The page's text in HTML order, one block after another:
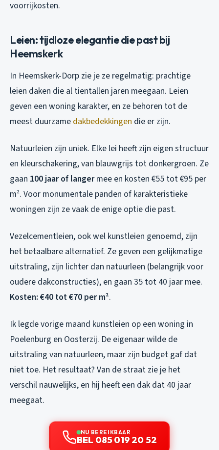
voorrijkosten.
Leien: tijdloze elegantie die past bij
Heemskerk
In Heemskerk-Dorp zie je ze regelmatig: prachtige
leien daken die al tientallen jaren meegaan. Leien
geven een woning karakter, en ze behoren tot de
meest duurzame dakbedekkingen die er zijn.
Natuurleien zijn uniek. Elke lei heeft zijn eigen structuur
en kleurschakering, van blauwgrijs tot donkergroen. Ze
gaan 100 jaar of langermee en kosten €55 tot €95 per
m². Voor monumentale panden of karakteristieke
woningen zijn ze vaak de enige optie die past.
Vezelcementleien, ook wel kunstleien genoemd, zijn
het betaalbare alternatief. Ze geven een gelijkmatige
uitstraling, zijn lichter dan natuurleen (belangrijk voor
oudere dakconstructies), en gaan 35 tot 40 jaar mee.
Kosten: €40 tot €70 per m².
Ik legde vorige maand kunstleien op een woning in
Poelenburg en Oosterzij. De eigenaar wilde de
uitstraling van natuurleen, maar zijn budget gaf dat
niet toe. Het resultaat? Van de straat zie je het
verschil nauwelijks, en hij heeft een dak dat 40 jaar
meegaat.
NU BEREIKBAAR
BEL 085 019 20 52